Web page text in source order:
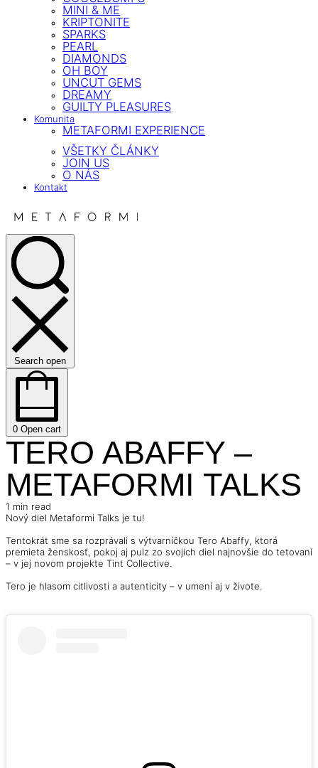
MINI & ME
KRIPTONITE
SPARKS
PEARL
DIAMONDS
OH BOY
UNCUT GEMS
DREAMY
GUILTY PLEASURES
Komunita
METAFORMI EXPERIENCE
VŠETKY ČLÁNKY
JOIN US
O NÁS
Kontakt
Search open
0 Open cart
TERO ABAFFY –
METAFORMI TALKS
1 min read
Nový diel Metaformi Talks je tu!
Tentokrát sme sa rozprávali s výtvarníčkou Tero Abaffy, ktorá
premieta ženskosť, pokoj aj pulz zo svojich diel najnovšie do tetovaní
– v jej novom projekte Tint Collective.
Tero je hlasom citlivosti a autenticity – v umení aj v živote.